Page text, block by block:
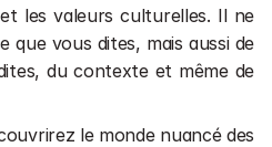
les valeurs culturelles. Il ne
que vous dites, mais aussi de
du contexte et même de
le monde nuancé des